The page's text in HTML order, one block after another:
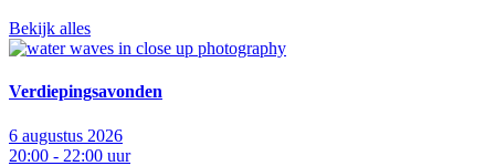
Bekijk alles
Verdiepingsavonden
6 augustus 2026
20:00 - 22:00 uur